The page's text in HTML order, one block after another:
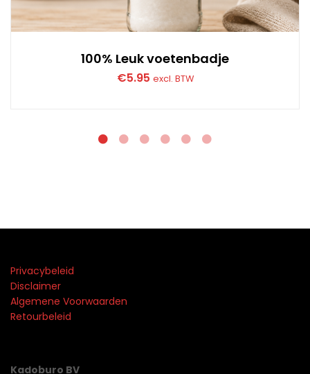
100% Leuk voetenbadje
€5.95 excl. BTW
Privacybeleid
Disclaimer
Algemene Voorwaarden
Retourbeleid
Kadoburo BV